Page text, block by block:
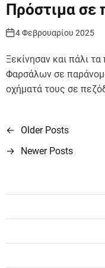
Πρόστιμα σε
4 Φεβρουαρίου 2025
Ξεκίνησαν και πάλι
Φαρσάλων σε
οχήματά τους σε
Π
λ
γ
η
←
Older Posts
→
Newer Posts